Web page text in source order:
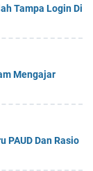
Tampa Login Di
Mengajar
PAUD Dan Rasio